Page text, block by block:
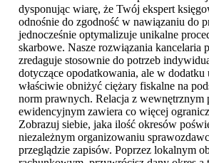
dysponując wiarę, że Twój ekspert
odnośnie do zgodność w nawiązaniu do
jednocześnie optymalizuje unikalne
skarbowe. Nasze rozwiązania kancelaria
zredaguje stosownie do potrzeb
dotyczące opodatkowania, ale w
właściwie obniżyć ciężary fiskalne na
norm prawnych. Relacja z wewnętrznym
ewidencyjnym zawiera co więcej
Zobrazuj siebie, jaka ilość okresów
niezależnym organizowaniu
przeglądzie zapisów. Poprzez lokalnym